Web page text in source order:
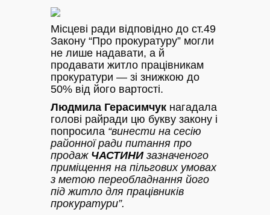
Місцеві ради відповідно до ст.49
Закону “Про прокуратуру” могли
не лише надавати, а й
продавати житло працівникам
прокуратури — зі знижкою до
50% від його вартості.
Людмила Герасимчук нагадала
голові райради цю букву закону і
попросила “винести на сесію
районної ради питання про
продаж ЧАСТИНИзазначеного
приміщення на пільгових умовах
з метою переобладнання його
під житло для працівників
прокуратури”.